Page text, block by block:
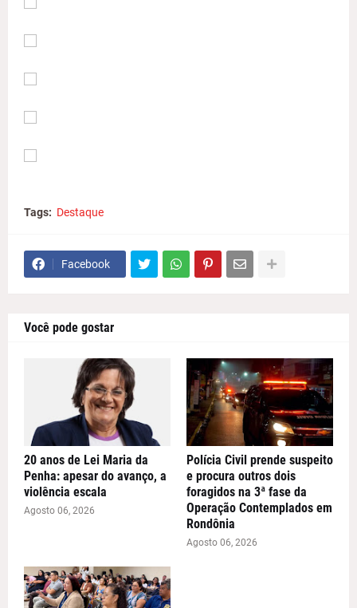
Tags: Destaque
Facebook
Você pode gostar
20 anos de Lei Maria da
Penha: apesar do avanço, a
violência escala
Agosto 06, 2026
Polícia Civil prende suspeito
e procura outros dois
foragidos na 3ª fase da
Operação Contemplados em
Rondônia
Agosto 06, 2026